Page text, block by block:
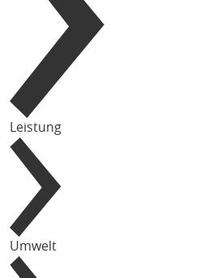
Leistung
Umwelt